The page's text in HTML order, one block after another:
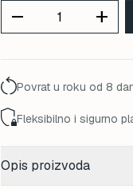
remove add
Povrat u roku od 8
Fleksibilno i sigurno
Opis proizvoda